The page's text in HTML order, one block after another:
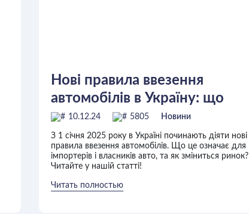
Нові правила ввезення
автомобілів в Україну: що
зміниться з 1 січня 2025
року?
10.12.24 5805 Новини
З 1 січня 2025 року в Україні починають діяти нові
правила ввезення автомобілів. Що це означає для
імпортерів і власників авто, та як зміниться ринок?
Читайте у нашій статті!
Читать полностью